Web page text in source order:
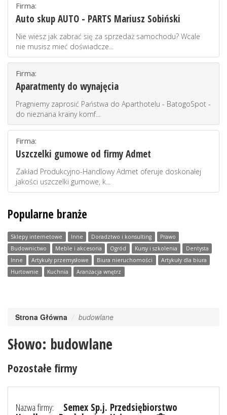
Firma:
Auto skup AUTO - PARTS Mariusz Sobiński
Nie wiesz jak zabrać się za sprzedaż samochodu? Wcale
nie musisz mieć doświadcze...
Firma:
Aparatmenty do wynajęcia
Pragniemy zaprosić Państwa do Aparthotelu - BatogoSpot -
do nieznana krainy komf...
Firma:
Uszczelki gumowe od firmy Admet
Zakład Produkcyjno-Handlowy Admet oferuje doskonałej
jakości uszczelki gumowe, k...
Popularne branże
Sklepy internetowe Inne Doradztwo i konsulting
Prawo
Budownictwo
Meble i akcesoria Ogród Kursy i szkolenia
Dentysta
Inne
Artykuły przemysłowe Biura nieruchomości
Artykuły dla biura
Hurtownie
Kuchnia Aranżacja wnętrz
Strona Główna budowlane
Słowo: budowlane
Pozostałe firmy
Nazwa firmy: Semex Sp.j. Przedsiębiorstwo